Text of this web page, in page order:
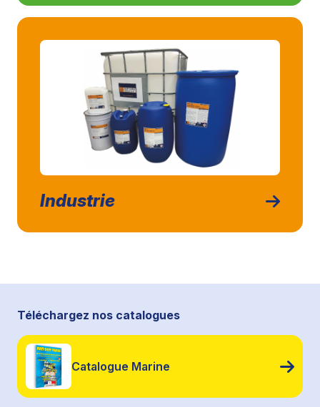
Industrie
Téléchargez nos catalogues
Catalogue Marine